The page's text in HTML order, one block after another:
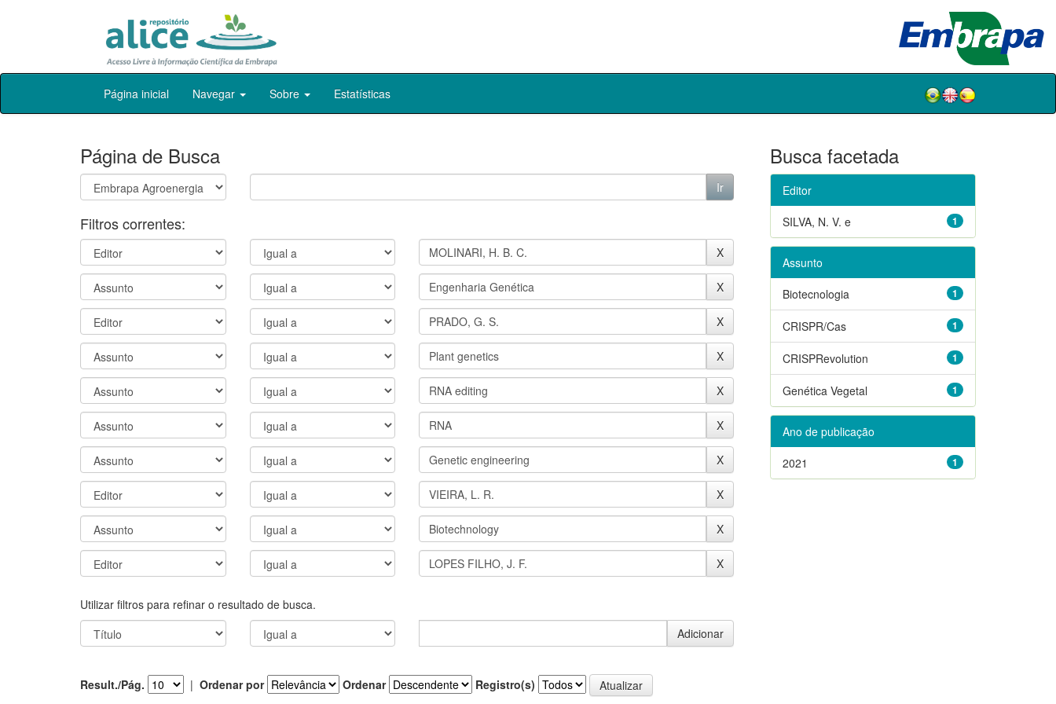
Skip
Página inicial Navegar Sobre Estatísticas
Página de Busca
Filtros correntes:
Utilizar filtros para refinar o resultado de busca.
Result./Pág. | Ordenar por Ordenar Registro(s)
Busca facetada
Editor
1
SILVA, N. V. e
Assunto
1
Biotecnologia
1
CRISPR/Cas
1
CRISPRevolution
1
Genética Vegetal
Ano de publicação
1
2021